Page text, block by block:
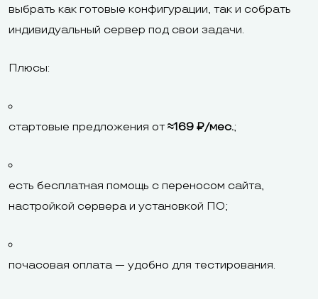
выбрать как готовые конфигурации, так и собрать
индивидуальный сервер под свои задачи.
Плюсы:
стартовые предложения от≈169 ₽/мес.;
есть бесплатная помощь с переносом сайта,
настройкой сервера и установкой ПО;
почасовая оплата — удобно для тестирования.